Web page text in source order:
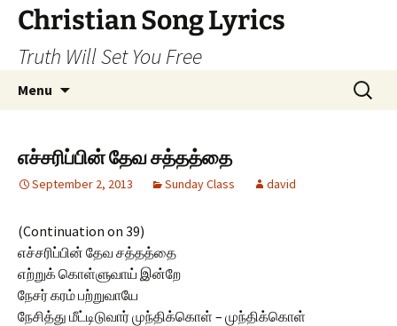
Skip
content
Christian Song Lyrics
Truth Will Set You Free
Menu
Search
for:
எச்சரிப்பின் தேவ சத்தத்தை
September 2, 2013 Sunday Class david
(Continuation on 39)
எச்சரிப்பின் தேவ சத்தத்தை
எற்றுக் கொள்ளுவாய் இன்றே
நேசர் கரம் பற்றுவாயே
நேசித்து மீட்டிடுவார் முந்திக்கொள் – முந்திக்கொள்